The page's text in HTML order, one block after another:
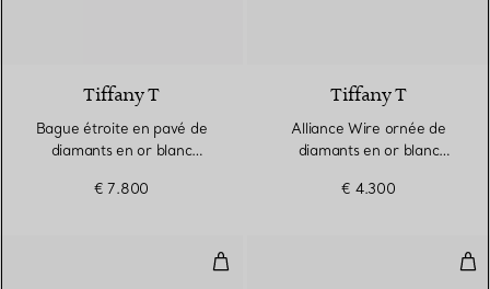
Tiffany T
Bague étroite en pavé de
diamants en or blanc
€ 7.800
Tiffany T
Alliance Wire ornée de
diamants en or blanc
€ 4.300
Bracelet jonc étroit en or jaune